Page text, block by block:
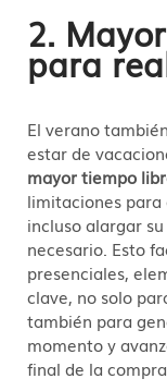
2.
para
El verano
estar de
mayor tiempo
limitaciones para
incluso alargar
necesario. Esto
presenciales,
clave, no solo
también para
momento y
final de la